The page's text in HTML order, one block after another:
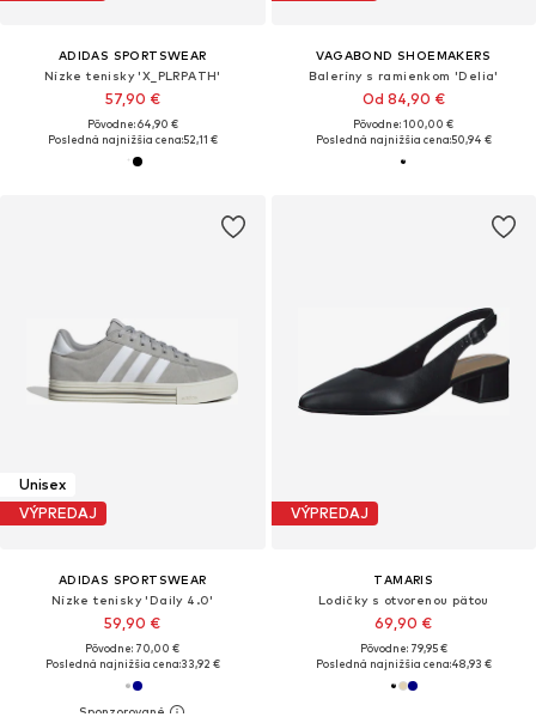
ADIDAS SPORTSWEAR
Nízke tenisky 'X_PLRPATH'
57,90 €
Pôvodne: 64,90 €
Posledná najnižšia cena:52,11 €
VAGABOND SHOEMAKERS
Baleríny s ramienkom 'Delia'
Od 84,90 €
Pôvodne: 100,00 €
Posledná najnižšia cena:50,94 €
Unisex
VÝPREDAJ
ADIDAS SPORTSWEAR
Nízke tenisky 'Daily 4.0'
59,90 €
Pôvodne: 70,00 €
Posledná najnižšia cena:33,92 €
VÝPREDAJ
TAMARIS
Lodičky s otvorenou pätou
69,90 €
Pôvodne: 79,95 €
Posledná najnižšia cena:48,93 €